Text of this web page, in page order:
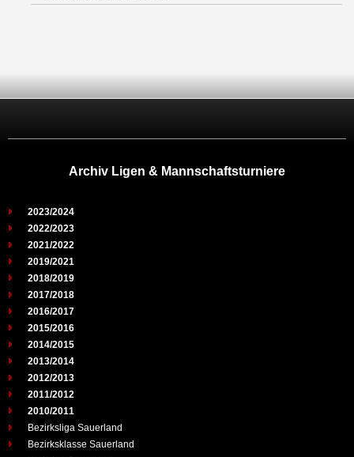
Archiv Ligen & Mannschaftsturniere
2023/2024
2022/2023
2021/2022
2019/2021
2018/2019
2017/2018
2016/2017
2015/2016
2014/2015
2013/2014
2012/2013
2011/2012
2010/2011
Bezirksliga Sauerland
Bezirksklasse Sauerland